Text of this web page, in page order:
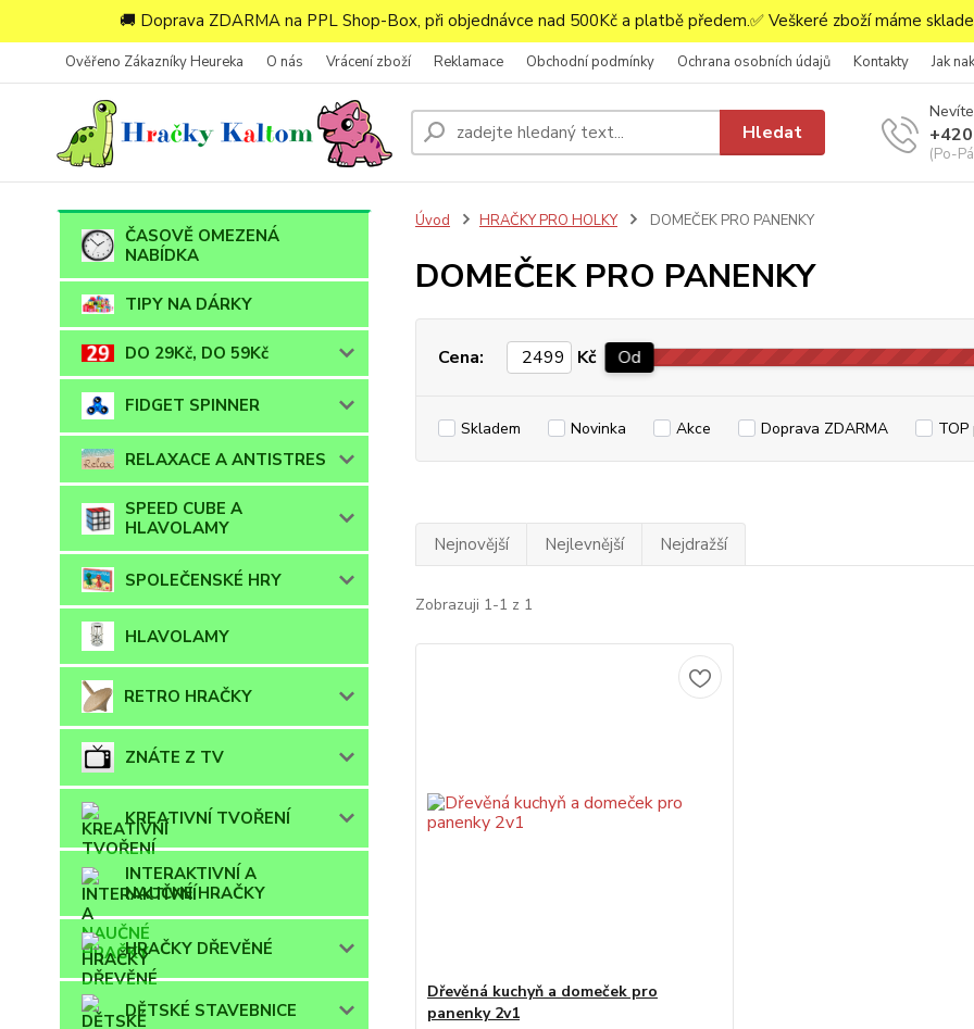
🚚 Doprava ZDARMA na PPL Shop-Box, při objednávce nad 500Kč a platbě předem.✅ Veškeré zboží máme
Ověřeno Zákazníky Heureka O nás Vrácení zboží Reklamace Obchodní podmínky Ochrana osobních údajů Kontakty Jak
Hledat
(Po-
ČASOVĚ OMEZENÁ
NABÍDKA
TIPY NA DÁRKY
DO 29Kč, DO 59Kč
FIDGET SPINNER
RELAXACE A ANTISTRES
SPEED CUBE A
HLAVOLAMY
SPOLEČENSKÉ HRY
HLAVOLAMY
RETRO HRAČKY
ZNÁTE Z TV
KREATIVNÍ TVOŘENÍ
INTERAKTIVNÍ A
NAUČNÉ HRAČKY
HRAČKY DŘEVĚNÉ
DĚTSKÉ STAVEBNICE
Úvod HRAČKY PRO HOLKY DOMEČEK PRO PANENKY
DOMEČEK PRO PANENKY
Cena: Kč Od
Skladem Novinka Akce Doprava ZDARMA
Nejnovější Nejlevnější Nejdražší
Zobrazuji 1-1 z 1
Dřevěná kuchyň a domeček pro
panenky 2v1